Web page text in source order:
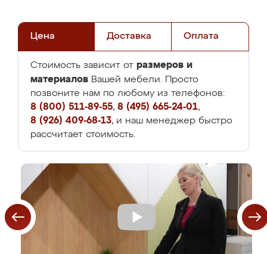
Цена Доставка Оплата
Стоимость зависит от размеров и
материалов Вашей мебели. Просто
позвоните нам по любому из телефонов:
8 (800) 511-89-55, 8 (495) 665-24-01,
8 (926) 409-68-13, и наш менеджер быстро
рассчитает стоимость.